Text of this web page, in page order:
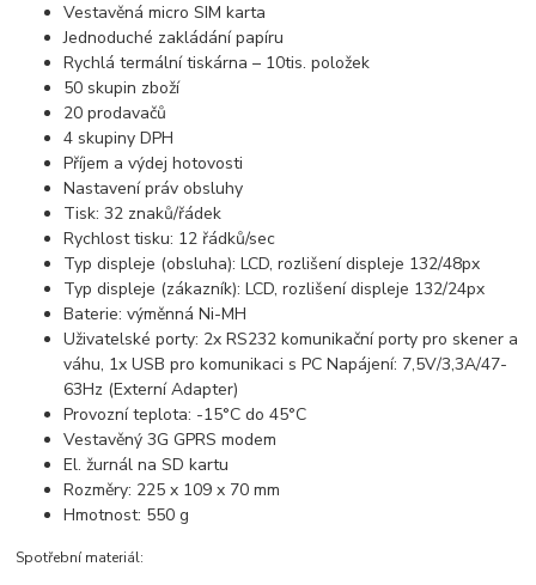
Vestavěná micro SIM karta
Jednoduché zakládání papíru
Rychlá termální tiskárna – 10tis. položek
50 skupin zboží
20 prodavačů
4 skupiny DPH
Příjem a výdej hotovosti
Nastavení práv obsluhy
Tisk: 32 znaků/řádek
Rychlost tisku: 12 řádků/sec
Typ displeje (obsluha): LCD, rozlišení displeje 132/48px
Typ displeje (zákazník): LCD, rozlišení displeje 132/24px
Baterie: výměnná Ni-MH
Uživatelské porty: 2x RS232 komunikační porty pro skener a
váhu, 1x USB pro komunikaci s PC Napájení: 7,5V/3,3A/47-
63Hz (Externí Adapter)
Provozní teplota: -15°C do 45°C
Vestavěný 3G GPRS modem
El. žurnál na SD kartu
Rozměry: 225 x 109 x 70 mm
Hmotnost: 550 g
Spotřební materiál: